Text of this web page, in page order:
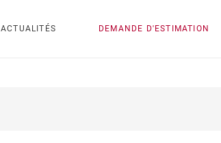
ACTUALITÉS DEMANDE D'ESTIMATION